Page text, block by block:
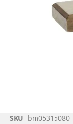
Ugrás
SKU bm05315080